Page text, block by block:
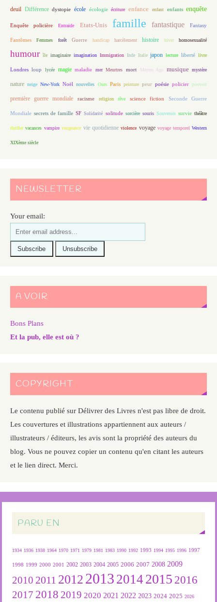
deuil Différence dystopie école écologie écriture enfance enfant enfants enquête
Enquête policière Entraide Etats-Unis famille fantastique Fantasy
Fantômes Femmes forêt Guerre handicap harcèlement histoire hiver homosexualité
humour île imaginaire imagination Immigration Inde Italie japon lecture liberté livre
Londres loup lycée magie maladie mer Meurtres mort Moyen Age musique mystère
nature neige New-York Noël nouvelles Ours Paris peinture peur poésie policier pouvoir
première guerre mondiale racisme religion rêve science fiction Seconde Guerre
Mondiale secrets de famille SF Solidarité solitude sorcière souris Souvenirs survie théâtre
thriller vacances vampire vengeance vie quotidienne violence voyage voyage temporel Western
XIXème siècle
NEWSLETTER
Your email:
A VOIR
Bons Plans
Et la pub, elle est où ?
COPYRIGHT
Le contenu publié sur Délivrer des Livres n'est pas libre de droit.
Les couvertures et illustrations appartiennent aux auteurs /
illustrateurs / éditeurs, les avis sont la propriété des auteurs du
blog. Vous ne pouvez copier un contenu qu'en citant les auteurs
et le lien direct. Merci.
PARU EN
1934 1936 1938 1964 1970 1971 1979 1981 1983 1990 1992 1993 1994 1995 1996 1997
1998 1999 2000 2001 2002 2003 2004 2005 2006 2007 2008 2009
2010 2011 2012 2013 2014 2015 2016
2017 2018 2019 2020 2021 2022 2023 2024 2025 2026